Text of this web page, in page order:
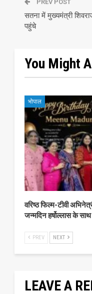
PREV POST
सतना में मुख्‍यमंत्री
पहुंचे
You Might
भोपाल
वरिष्ठ फिल्म-टीवी
जन्मदिन हर्षोल्लास के साथ
PREV NEXT
LEAVE A